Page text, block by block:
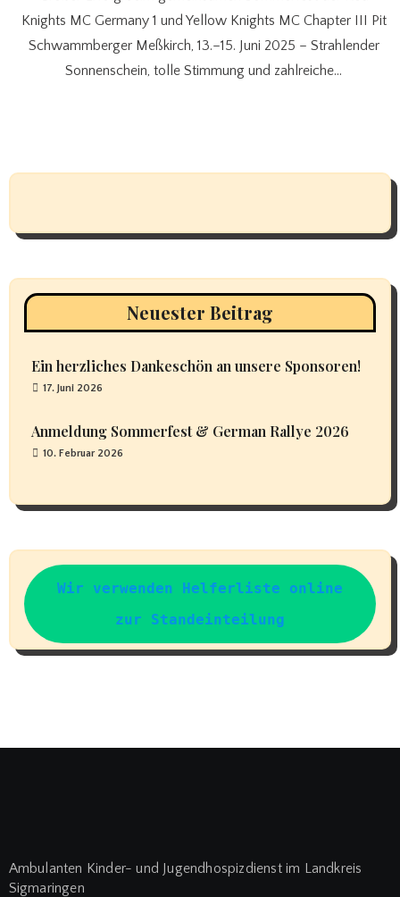
Knights MC Germany 1 und Yellow Knights MC Chapter III Pit
Schwammberger Meßkirch, 13.–15. Juni 2025 – Strahlender
Sonnenschein, tolle Stimmung und zahlreiche…
Neuester Beitrag
Ein herzliches Dankeschön an unsere Sponsoren!
17. Juni 2026
Anmeldung Sommerfest & German Rallye 2026
10. Februar 2026
Wir verwenden Helferliste online
zur Standeinteilung
Ambulanten Kinder- und Jugendhospizdienst im Landkreis
Sigmaringen